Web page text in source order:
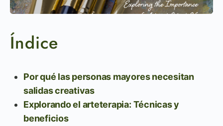
Índice
Por qué las personas mayores necesitan
salidas creativas
Explorando el arteterapia: Técnicas y
beneficios